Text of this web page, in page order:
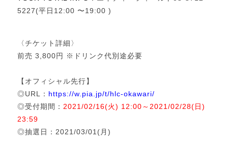
5227(平日12:00 〜19:00 )
〈チケット詳細〉
前売 3,800円 ※ドリンク代別途必要
【オフィシャル先行】
◎URL： https://w.pia.jp/t/hlc-okawari/
◎受付期間： 2021/02/16(火) 12:00～2021/02/28(日)
23:59
◎抽選日：2021/03/01(月)